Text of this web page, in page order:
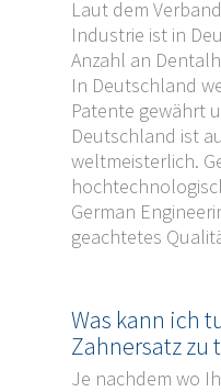
Laut dem
Industrie ist in
Anzahl an
In Deutschland
Patente gewährt
Deutschland ist
weltmeisterlich.
German
geachtetes
Was kann ich
Zahnersatz zu
Je nachdem wo